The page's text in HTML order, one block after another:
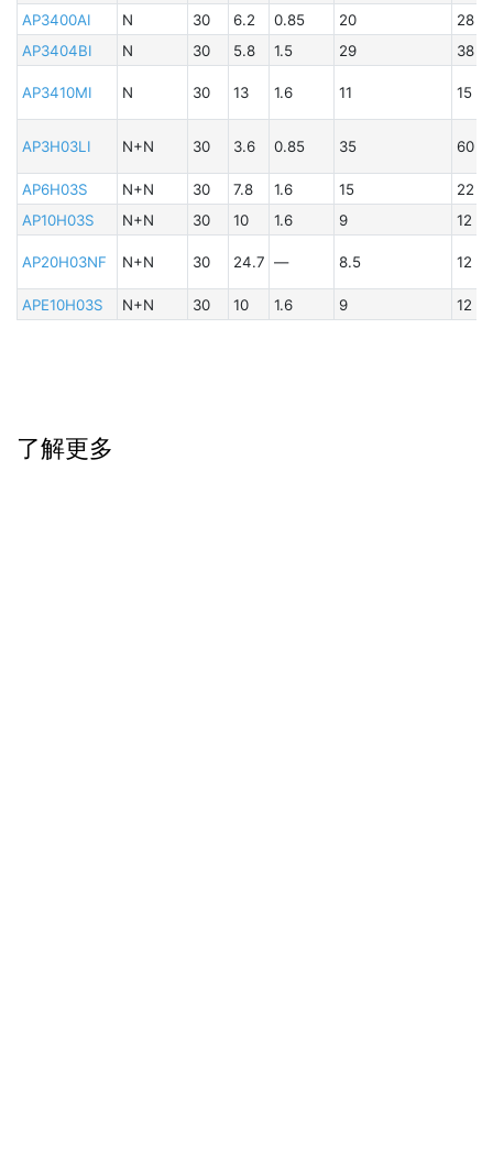
AP3400AI
N 30 6.2 0.85 20
28
AP3404BI
N 30 5.8 1.5 29 38
AP3410MI N 30 13 1.6 11 15
AP3H03LI N+N 30 3.6 0.85 35 60
AP6H03S N+N 30 7.8 1.6 15
22
AP10H03S
N+N 30 10 1.6 9 12
AP20H03NF N+N 30 24.7 — 8.5 12
APE10H03S N+N 30 10 1.6 9 12
了解更多